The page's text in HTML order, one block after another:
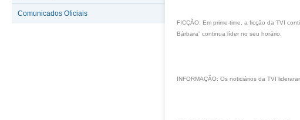
Comunicados Oficiais
FICÇÃO: Em prime-time, a ficção da TVI
Bárbara” continua líder no seu horário.
INFORMAÇÃO: Os noticiários da TVI